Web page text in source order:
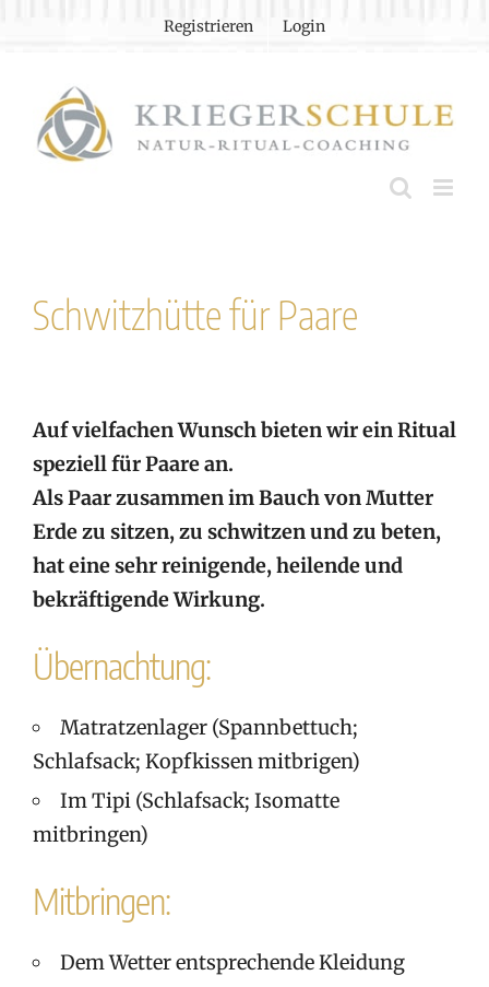
springen
Registrieren Login
Schwitzhütte für Paare
Auf vielfachen Wunsch bieten wir ein Ritual
speziell für Paare an.
Als Paar zusammen im Bauch von Mutter
Erde zu sitzen, zu schwitzen und zu beten,
hat eine sehr reinigende, heilende und
bekräftigendeWirkung.
Übernachtung:
Matratzenlager (Spannbettuch;
Schlafsack; Kopfkissen mitbrigen)
Im Tipi (Schlafsack; Isomatte
mitbringen)
Mitbringen:
Dem Wetter entsprechende Kleidung